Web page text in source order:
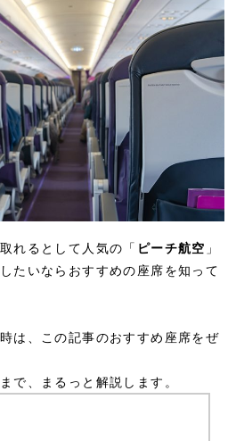
れるとして人気の「 ピーチ航空 」
たいならおすすめの座席を知って
は、この記事のおすすめ座席をぜ
まで、まるっと解説します。